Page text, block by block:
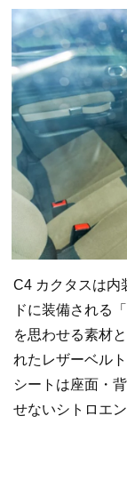
C4 カクタスは内
ドに装備される
を思わせる素材
れたレザーベル
シートは座面・
せないシトロエ